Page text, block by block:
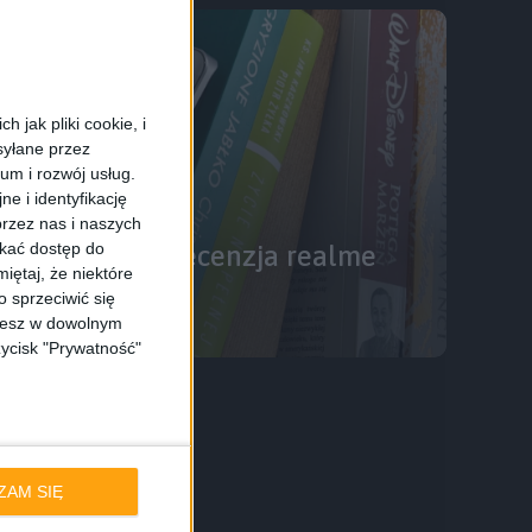
jak pliki cookie, i
przez
i rozwój usług.
i identyfikację
nas i naszych
dostęp do
że niektóre
sprzeciwić się
w dowolnym
"Prywatność"
SIĘ
Wyróżnione
Recenzja realme